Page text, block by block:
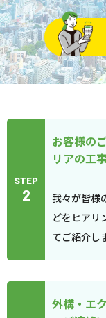
STEP
2
お客様の
リアの工
我々が皆様
どをヒアリ
てご紹介し
外構・エ